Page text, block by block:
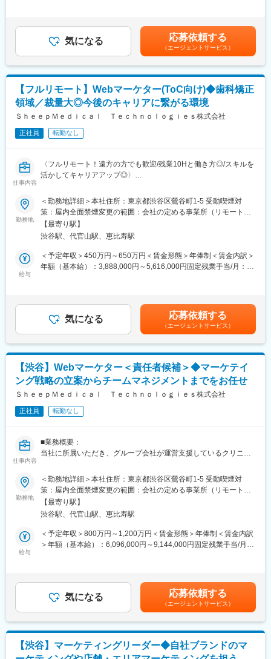
海外の様々な医療機器・美容機器等を紹介していました。
◎2011年に医療コンサルティング会社と合併し、2012年10月よ
り医療に特化したコンサルティングを主軸とした事業を展開して
◎クリニックでは、当社の受付スタッフやカウンセラーが実務面
をしっかりサポートいるため、既存店舗のサポートだけでなく新
規開院も計画しています。今後は既存のクリニック以外に対して
も積極的にコンサルティング事業を展開する予定です。
・市場・競合・ユーザー分析
・新サービス、新機能の企画、要件定義、仕様策定
・KPIの設定と進捗管理、データに基づいた改善策の立案と実行
・ロードマップの作成と管理
・部門間（経営層、営業、マーケティング等）の調整
※ご本人の意向および試用期間中の業務状況などを踏まえて適材適
所を判断していきます。
※少数精鋭で実力主義、かつ積極性・協力性・スピードを重んじる
組織です。
早期にチームリードをお任せするケースもあります。
ディレクター、UXUIデザイナー、エンジニア（バックエンド、フ
ロントエンド、インフラ、AI各種在籍。業務委託・外注含む）で
プロダクトチームを組成。現PdMは業務委託で活躍されており、
今回は正社員のプロダクトマネージャーとして中心的な役割をお
※医療業界経験者も居りますので、業界知識は不問です。
全国フルリモート制を導入しており、場所を縛られず拡大中の自
社サービスに携わりたい方にお勧めです。
四半期に一回程度の対面で会うキックオフの機会もご用意してお
ります。
変更の範囲：会社の定める業務
残業手当＞有＜給与補足＞固定手当として、在宅勤務手当(月1万
円)がございます。賃金はあくまでも目安の金額であり、選考を通
じて上下する可能性があります。月給(月額)は固定手当を含めた表
記です。
気になる 応募依頼する
（エージェントサービス）
【フルリモート】Webマーケター(ToC向け)◆歯科矯正
領域／裁量大◎今後のキャリアに繋がる環境
ＳｈｅｅｐＭｅｄｉｃａｌ Ｔｅｃｈｎｏｌｏｇｉｅｓ株式会社
正社員 転勤なし
仕事内容
〈フルリモート！遠方の方でも歓迎/残業10Hと働き方◎/スキルを
活かしてキャリアアップ◎〉
■業務概要：
グループ会社が運営支援している全国23院の歯科クリニックのマ
ーケティングに携わっていただくポジションです。toC領域での
GoogleやYahoo！リスティング広告やSEOをメインに活躍されて
来られた方を募集しています。
歯科矯正マーケティングの領域において、国内トップクラスのノ
ウハウをもつマーケターと一緒に業務を行っていただけます。
■業務内容詳細：
◇各WEB媒体の広告運用と関連業務全般
・Googleリスティング広告、SNS広告を中心に運用
・LPOの企画立案からLP制作のディレクション・広告バナー／動
画広告／記事LP／LP／HP／ステップメール etc. の企画・ライテ
ィング・制作ディレクション・制作物ディレクション業務に関わ
る社内、社外関係者との折衝
※スキル次第では、更に上流のペルソナ設計や適切な訴求プランの
構築などもお任せしたいと思っています。
■組織構成
意とする分野で活躍いただいております。
30代～40代のメンバーがほとんどで、若手にも活躍のチャンスが
あります。
遠方のメンバーもいるため、フルリモートが基本となります。そ
■業務の魅力
そのため、「来院率」や「契約率」、売上といった事業の根幹デ
ータまで把握したマーケティングが可能です。
そのデータを武器に、事業収益に直結する本質的な分析・施策を
立案し、自分の運用でクリニックのリードが増え、契約数が伸
び、売上が上がっていくという手触り感を感じられる業務です。
変更の範囲：会社の定める業務
勤務地
＜勤務地詳細＞本社住所：東京都渋谷区鶯谷町1-5 受動喫煙対
策：屋内全面禁煙変更の範囲：会社の定める事業所（リモートワ
ーク含む）
【最寄り駅】
渋谷駅、代官山駅、恵比寿駅
給与
＜予定年収＞450万円～650万円＜賃金形態＞年俸制＜賃金内訳＞
年額（基本給）：3,888,000円～5,616,000円固定残業手当/月：
あくまでも目安の金額であり、選考を通じて上下する可能性があ
ります。月給(月額)は固定手当を含めた表記です。
気になる 応募依頼する
（エージェントサービス）
【渋谷】Webマーケター＜責任者候補＞◆マーケテイ
ング戦略の立案からチームマネジメントまでをお任せ
ＳｈｅｅｐＭｅｄｉｃａｌ Ｔｅｃｈｎｏｌｏｇｉｅｓ株式会社
正社員 転勤なし
仕事内容
■業務概要：
当社に所属いただき、グループ会社が運営支援しているクリニッ
■業務内容詳細：
◇マーケティング戦略の立案
※分析した数値・市場のトレンドを元に、担当する事業の売上を最
大化するためのマーケティング戦略の立案・遂行
◇事業計画の立案から実行まで
※立案した戦略を軸に事業計画の立案から実行までをお任せしま
メントをお任せします。
矯正器具の製造・販売を行っています。
キレイライン矯正は、美容クリニックや大手脱毛クリニックの立
勤務地
＜勤務地詳細＞本社住所：東京都渋谷区鶯谷町1-5 受動喫煙対
策：屋内全面禁煙変更の範囲：会社の定める事業所（リモートワ
ーク含む）
【最寄り駅】
渋谷駅、代官山駅、恵比寿駅
給与
＜予定年収＞800万円～1,200万円＜賃金形態＞年俸制＜賃金内訳
＞年額（基本給）：6,096,000円～9,144,000円固定残業手当/月：
金はあくまでも目安の金額であり、選考を通じて上下する可能性
があります。月給(月額)は固定手当を含めた表記です。
気になる 応募依頼する
（エージェントサービス）
【渋谷】マーケティングリーダー◆自社ブランドのマ